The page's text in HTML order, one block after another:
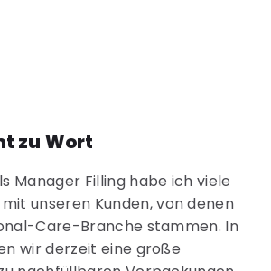
zu Wort
Manager Filling habe ich viele
unseren Kunden, von denen
Care-Branche stammen. In
wir derzeit eine große